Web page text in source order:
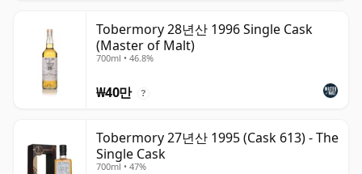
Tobermory 28년산 1996 Single Cask
(Master of Malt)
700ml • 46.8%
₩40만 ?
Tobermory 27년산 1995 (Cask 613) - The
Single Cask
700ml • 47%